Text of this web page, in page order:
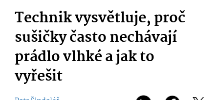
Technik vysvětluje, proč
sušičky často nechávají
prádlo vlhké a jak to
vyřešit